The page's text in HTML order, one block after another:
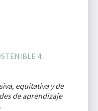
4:
equitativa y de
de aprendizaje
.